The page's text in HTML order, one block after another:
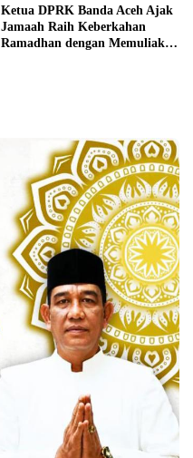
Ketua DPRK Banda Aceh Ajak
Jamaah Raih Keberkahan
Ramadhan dengan Memuliakan